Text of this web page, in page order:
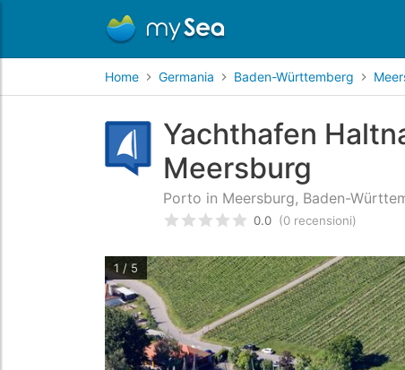
Home Germania Baden-Württemberg
Yachthafen
Meersburg
Porto in Meersburg, Baden-
Valutato0/5 basata su
0.0 (0 recensioni)
1 / 5